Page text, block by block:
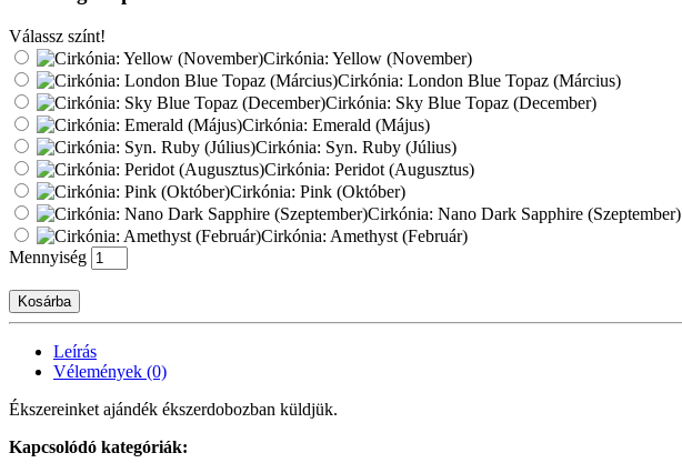
Válassz színt!
Cirkónia: Yellow (November)
Cirkónia: London Blue Topaz (Március)
Cirkónia: Sky Blue Topaz (December)
Cirkónia: Emerald (Május)
Cirkónia: Syn. Ruby (Július)
Cirkónia: Peridot (Augusztus)
Cirkónia: Pink (Október)
Cirkónia: Nano Dark Sapphire (Szeptember)
Cirkónia: Amethyst (Február)
Mennyiség
Kosárba
Leírás
Vélemények (0)
Ékszereinket ajándék ékszerdobozban küldjük.
Kapcsolódó kategóriák: